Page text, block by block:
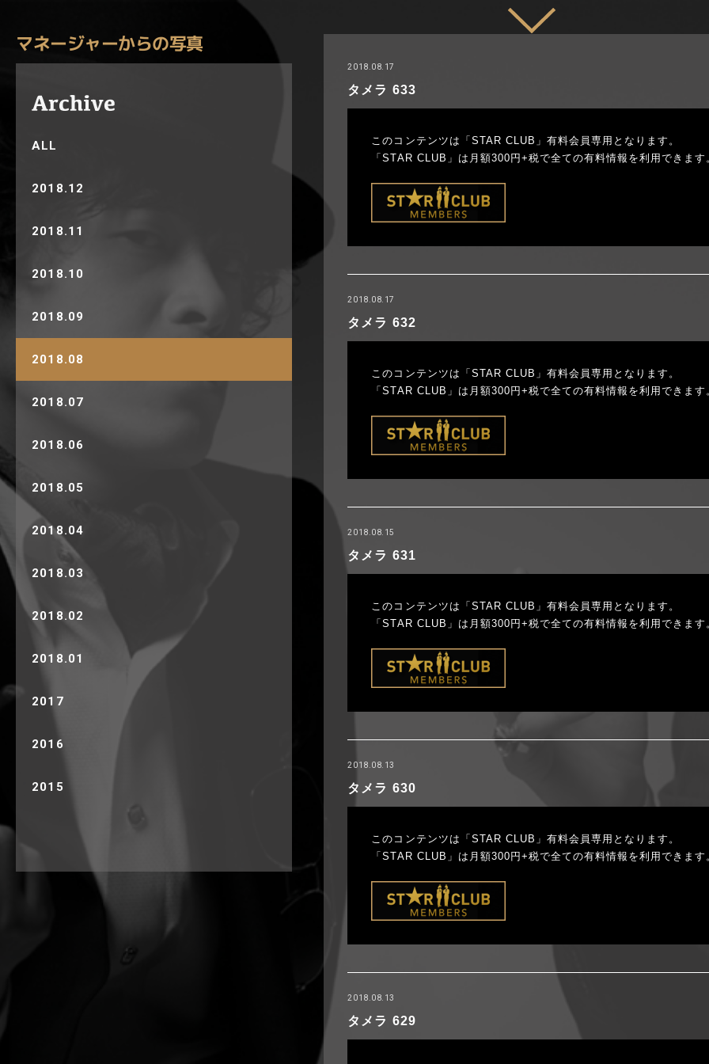
マネージャーからの写真
ALL
2018.12
2018.11
2018.10
2018.09
2018.08
2018.07
2018.06
2018.05
2018.04
2018.03
2018.02
2018.01
2017
2016
2015
2018.08.17
タメラ 633
このコンテンツは「STAR CLUB」有料会員専用となります。
「STAR CLUB」は月額300円+税で全ての有料情報を利用できます
2018.08.17
タメラ 632
このコンテンツは「STAR CLUB」有料会員専用となります。
「STAR CLUB」は月額300円+税で全ての有料情報を利用できます
2018.08.15
タメラ 631
このコンテンツは「STAR CLUB」有料会員専用となります。
「STAR CLUB」は月額300円+税で全ての有料情報を利用できます
2018.08.13
タメラ 630
このコンテンツは「STAR CLUB」有料会員専用となります。
「STAR CLUB」は月額300円+税で全ての有料情報を利用できます
2018.08.13
タメラ 629